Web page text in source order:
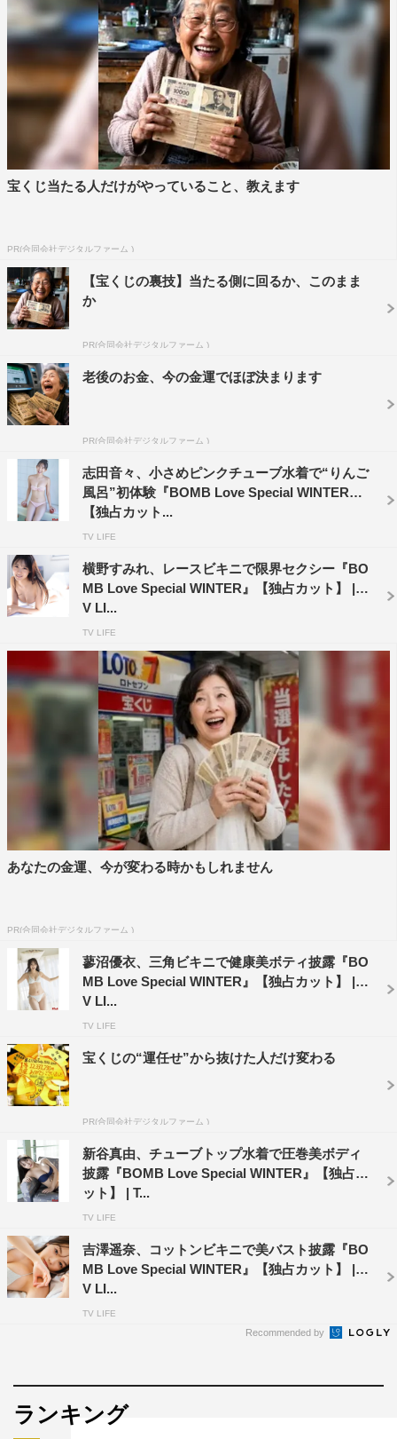
宝くじ当たる人だけがやっていること、教えます
PR(合同会社デジタルファーム )
【宝くじの裏技】当たる側に回るか、このまま
か
PR(合同会社デジタルファーム )
老後のお金、今の金運でほぼ決まります
PR(合同会社デジタルファーム )
志田音々、小さめピンクチューブ水着で“りんご
風呂”初体験『BOMB Love Special WINTER』
【独占カット...
TV LIFE
横野すみれ、レースビキニで限界セクシー『BO
MB Love Special WINTER』【独占カット】 | T
V LI...
TV LIFE
あなたの金運、今が変わる時かもしれません
PR(合同会社デジタルファーム )
蓼沼優衣、三角ビキニで健康美ボティ披露『BO
MB Love Special WINTER』【独占カット】 | T
V LI...
TV LIFE
宝くじの“運任せ”から抜けた人だけ変わる
PR(合同会社デジタルファーム )
新谷真由、チューブトップ水着で圧巻美ボディ
披露『BOMB Love Special WINTER』【独占カ
ット】 | T...
TV LIFE
吉澤遥奈、コットンビキニで美バスト披露『BO
MB Love Special WINTER』【独占カット】 | T
V LI...
TV LIFE
Recommended by
ランキング